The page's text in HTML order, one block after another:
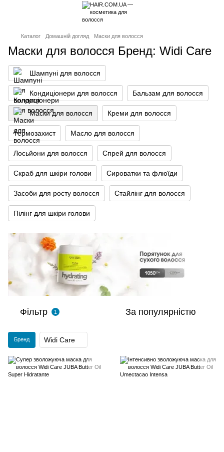
Каталог Домашній догляд Маски для волосся
Маски для волосся Бренд: Widi Care
Шампуні для волосся
Кондиціонери для волосся Бальзам для волосся
Маски для волосся Креми для волосся
Термозахист Масло для волосся
Лосьйони для волосся Спрей для волосся
Скраб для шкіри голови Сироватки та флюїди
Засоби для росту волосся Стайлінг для волосся
Пілінг для шкіри голови
Фільтр 1 За популярністю
Бренд Widi Care